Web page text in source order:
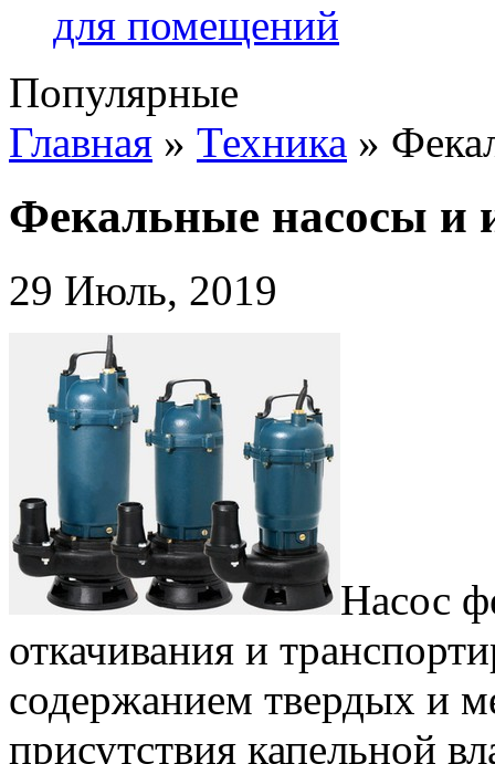
для помещений
Популярные
Главная » Техника »
Фекальные насосы и
29 Июль, 2019
Насос
откачивания и
содержанием твердых и
присутствия капельной